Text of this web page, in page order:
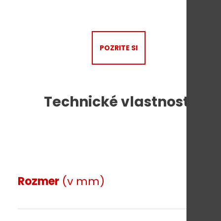
POZRITE SI
Technické vlastnosti
Rozmer (v mm)